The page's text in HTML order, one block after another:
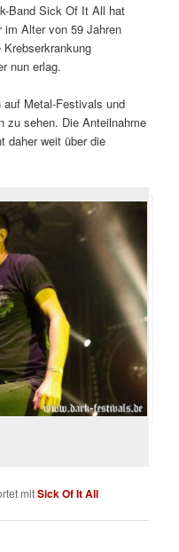
Band Sick Of It All hat
im Alter von 59 Jahren
nun erlag.
Metal-Festivals und
zu sehen. Die Anteilnahme
daher weit über die
mitSick Of It All